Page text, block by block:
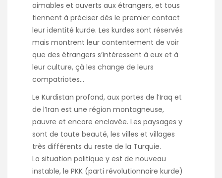
aimables et ouverts aux étrangers, et tous
tiennent à préciser dès le premier contact
leur identité kurde. Les kurdes sont réservés
mais montrent leur contentement de voir
que des étrangers s’intéressent à eux et à
leur culture, çà les change de leurs
compatriotes…
Le Kurdistan profond, aux portes de l’Iraq et
de l’Iran est une région montagneuse,
pauvre et encore enclavée. Les paysages y
sont de toute beauté, les villes et villages
très différents du reste de la Turquie.
La situation politique y est de nouveau
instable, le PKK (parti révolutionnaire kurde)